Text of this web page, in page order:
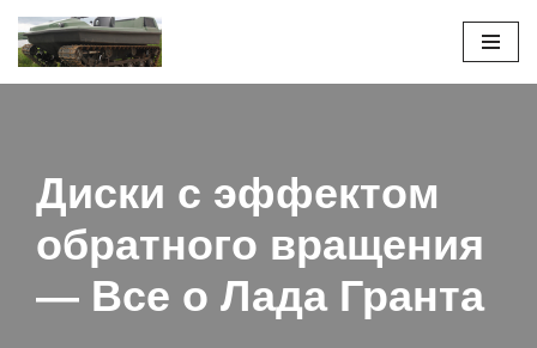
Перейти
Диски с эффектом
обратного вращения
— Все о Лада Гранта